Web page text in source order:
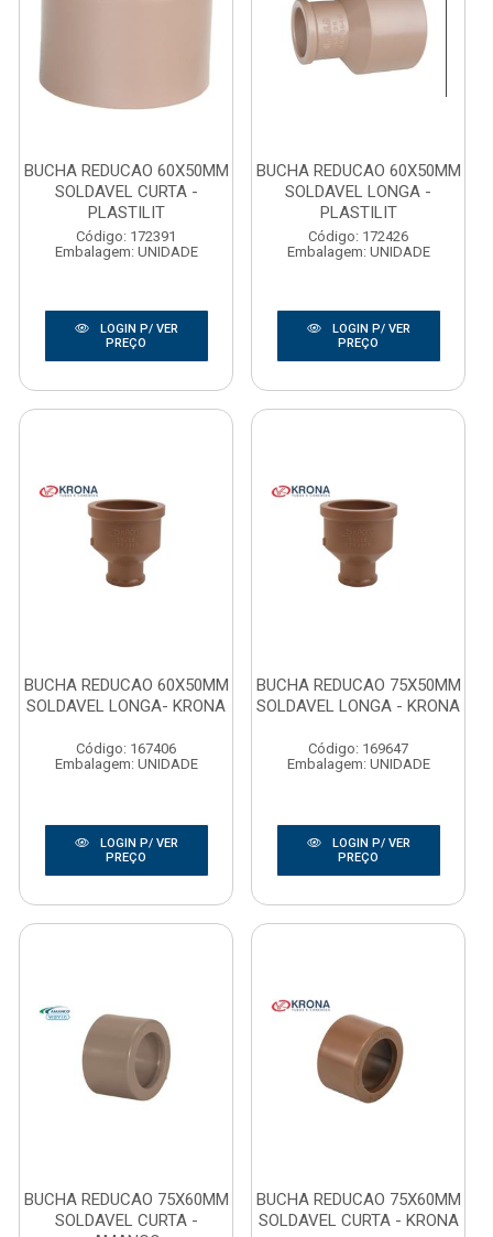
BUCHA REDUCAO 60X50MM
SOLDAVEL CURTA -
PLASTILIT
Código: 172391
Embalagem: UNIDADE
LOGIN P/ VER
PREÇO
BUCHA REDUCAO 60X50MM
SOLDAVEL LONGA -
PLASTILIT
Código: 172426
Embalagem: UNIDADE
LOGIN P/ VER
PREÇO
BUCHA REDUCAO 60X50MM
SOLDAVEL LONGA- KRONA
Código: 167406
Embalagem: UNIDADE
LOGIN P/ VER
PREÇO
BUCHA REDUCAO 75X50MM
SOLDAVEL LONGA - KRONA
Código: 169647
Embalagem: UNIDADE
LOGIN P/ VER
PREÇO
BUCHA REDUCAO 75X60MM
SOLDAVEL CURTA -
BUCHA REDUCAO 75X60MM
SOLDAVEL CURTA - KRONA